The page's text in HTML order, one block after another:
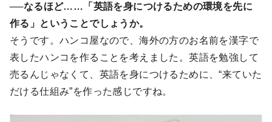
──なるほど……「英語を身につけるための環境を先に
作る」ということでしょうか。
そうです。ハンコ屋なので、海外の方のお名前を漢字で
表したハンコを作ることを考えました。英語を勉強して
売るんじゃなくて、英語を身につけるために、“来ていた
だける仕組み”を作った感じですね。